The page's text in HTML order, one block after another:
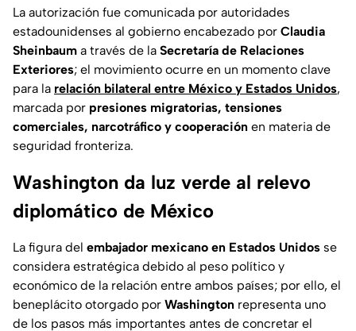
La autorización fue comunicada por autoridades
estadounidenses al gobierno encabezado por Claudia
Sheinbaum a través de la Secretaría de Relaciones
Exteriores; el movimiento ocurre en un momento clave
para la relación bilateral entre México y Estados Unidos,
marcada por presiones migratorias, tensiones
comerciales, narcotráfico y cooperación en materia de
seguridad fronteriza.
Washington da luz verde al relevo
diplomático de México
La figura del embajador mexicano en Estados Unidos se
considera estratégica debido al peso político y
económico de la relación entre ambos países; por ello, el
beneplácito otorgado por Washington representa uno
de los pasos más importantes antes de concretar el